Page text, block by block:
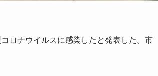
ロナウイルスに感染したと発表した。市